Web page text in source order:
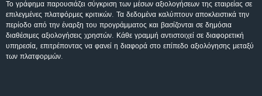
Το γράφημα παρουσιάζει σύγκριση των μέσων αξιολογήσεων της εταιρείας σε
επιλεγμένες πλατφόρμες κριτικών. Τα δεδομένα καλύπτουν αποκλειστικά την
περίοδο από την έναρξη του προγράμματος και βασίζονται σε δημόσια
διαθέσιμες αξιολογήσεις χρηστών. Κάθε γραμμή αντιστοιχεί σε διαφορετική
υπηρεσία, επιτρέποντας να φανεί η διαφορά στο επίπεδο αξιολόγησης μεταξύ
των πλατφορμών.